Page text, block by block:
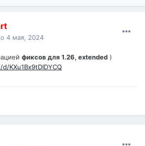
4 мая, 2024
фиксов для 1.26, extended )
KXu1Bx9tDIDYCQ